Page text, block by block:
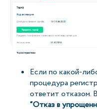
Если по какой-
процедура
ответит
“Отказ в